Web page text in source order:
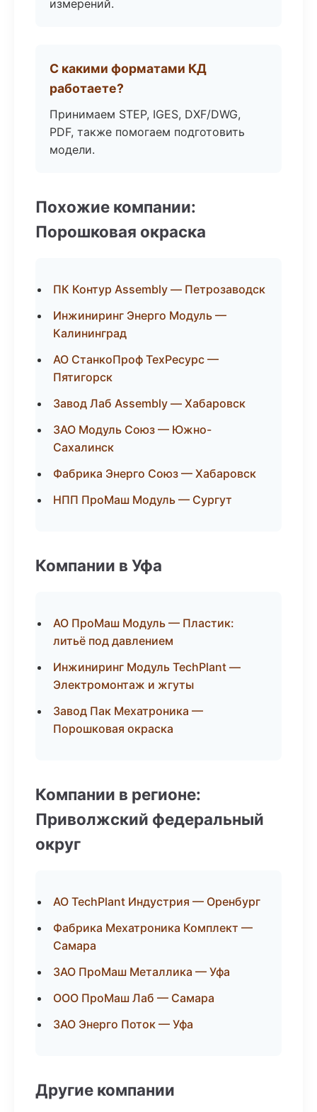
измерений.
С какими форматами КД
работаете?
Принимаем STEP, IGES, DXF/DWG,
PDF, также помогаем подготовить
модели.
Похожие компании:
Порошковая окраска
ПК Контур Assembly — Петрозаводск
Инжиниринг Энерго Модуль —
Калининград
АО СтанкоПроф ТехРесурс —
Пятигорск
Завод Лаб Assembly — Хабаровск
ЗАО Модуль Союз — Южно-
Сахалинск
Фабрика Энерго Союз — Хабаровск
НПП ПроМаш Модуль — Сургут
Компании в Уфа
АО ПроМаш Модуль — Пластик:
литьё под давлением
Инжиниринг Модуль TechPlant —
Электромонтаж и жгуты
Завод Пак Мехатроника —
Порошковая окраска
Компании в регионе:
Приволжский федеральный
округ
АО TechPlant Индустрия — Оренбург
Фабрика Мехатроника Комплект —
Самара
ЗАО ПроМаш Металлика — Уфа
ООО ПроМаш Лаб — Самара
ЗАО Энерго Поток — Уфа
Другие компании